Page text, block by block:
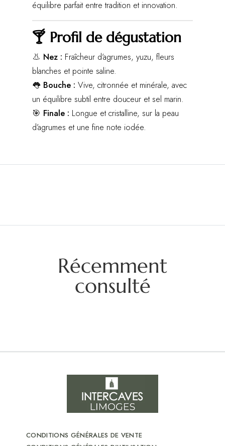
équilibre parfait entre tradition et innovation.
🍸 Profil de dégustation
👃 Nez : Fraîcheur d’agrumes, yuzu, fleurs
blanches et pointe saline.
👅 Bouche : Vive, citronnée et minérale, avec
un équilibre subtil entre douceur et sel marin.
🎯 Finale : Longue et cristalline, sur la peau
d’agrumes et une fine note iodée.
Récemment
consulté
CONDITIONS GÉNÉRALES DE VENTE